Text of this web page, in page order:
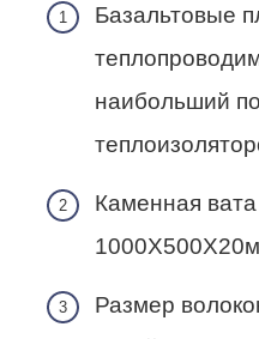
Базальтовые
наибольший
Каменная
Размер